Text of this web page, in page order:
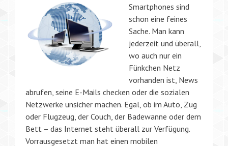
Smartphones sind
schon eine feines
Sache. Man kann
jederzeit und überall,
wo auch nur ein
Fünkchen Netz
vorhanden ist, News
abrufen, seine E-Mails checken oder die sozialen
Netzwerke unsicher machen. Egal, ob im Auto, Zug
oder Flugzeug, der Couch, der Badewanne oder dem
Bett – das Internet steht überall zur Verfügung.
Vorrausgesetzt man hat einen mobilen